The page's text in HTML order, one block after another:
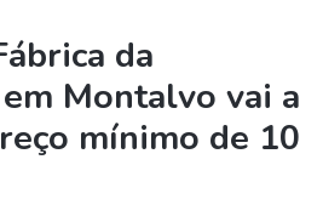
da
Montalvo vai a
mínimo de 10